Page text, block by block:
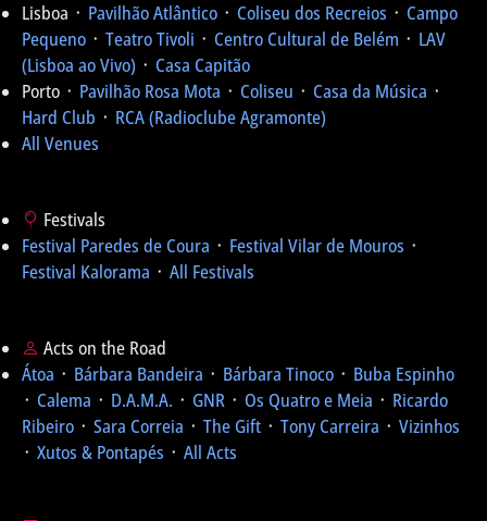
Lisboa ᛫ Pavilhão Atlântico ᛫ Coliseu dos Recreios ᛫ Campo
Pequeno ᛫ Teatro Tivoli ᛫ Centro Cultural de Belém ᛫ LAV
(Lisboa ao Vivo) ᛫ Casa Capitão
Porto ᛫ Pavilhão Rosa Mota ᛫ Coliseu ᛫ Casa da Música ᛫
Hard Club ᛫ RCA (Radioclube Agramonte)
All Venues
Festivals
Festival Paredes de Coura ᛫ Festival Vilar de Mouros ᛫
Festival Kalorama ᛫ All Festivals
Acts on the Road
Átoa ᛫ Bárbara Bandeira ᛫ Bárbara Tinoco ᛫ Buba Espinho
᛫ Calema ᛫ D.A.M.A. ᛫ GNR ᛫ Os Quatro e Meia ᛫ Ricardo
Ribeiro ᛫ Sara Correia ᛫ The Gift ᛫ Tony Carreira ᛫ Vizinhos
᛫ Xutos & Pontapés ᛫ All Acts